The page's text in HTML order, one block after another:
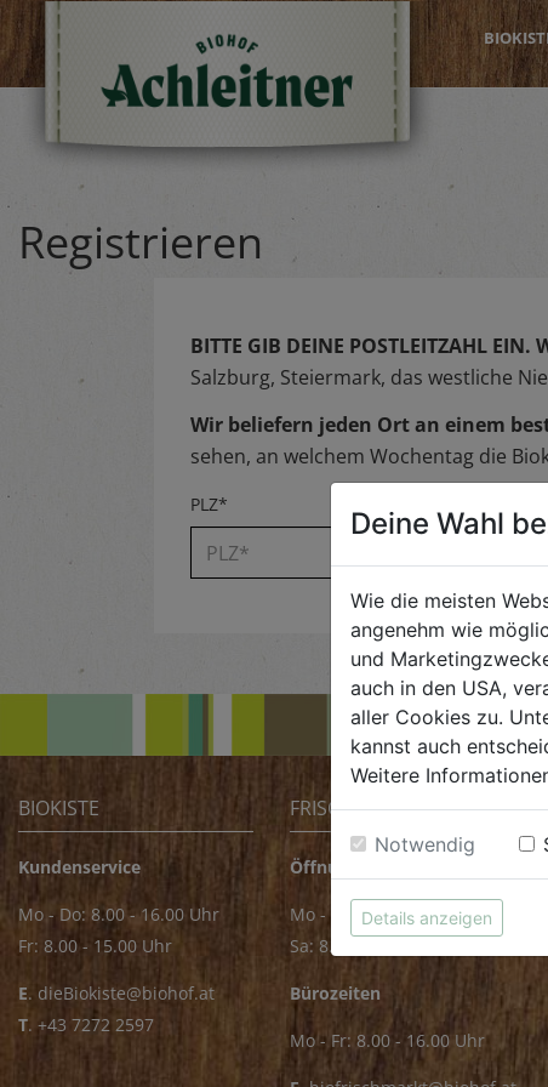
Registrieren
BITTE GIB DEINE POSTLEITZAHL EIN.
Salzburg, Steiermark, das westliche
Wir beliefern jeden Ort an einem
sehen, an welchem Wochentag die
PLZ*
BIOKISTE
Kundenservice
Mo - Do: 8.00 - 16.00 Uhr
Fr: 8.00 - 15.00 Uhr
E. dieBiokiste@biohof.at
T. +43 7272 2597
FRISCHMARKT
Öffnungszeiten
Mo - Fr: 8.00 - 18.00 Uhr
Sa: 8.00 - 14.00 Uhr
Bürozeiten
Mo - Fr: 8.00 - 16.00 Uhr
Deine Wahl
Wie die meisten
angenehm wie
und
auch in den USA,
aller Cookies zu.
kannst auch
Weitere
Notwendig
Details anzeigen